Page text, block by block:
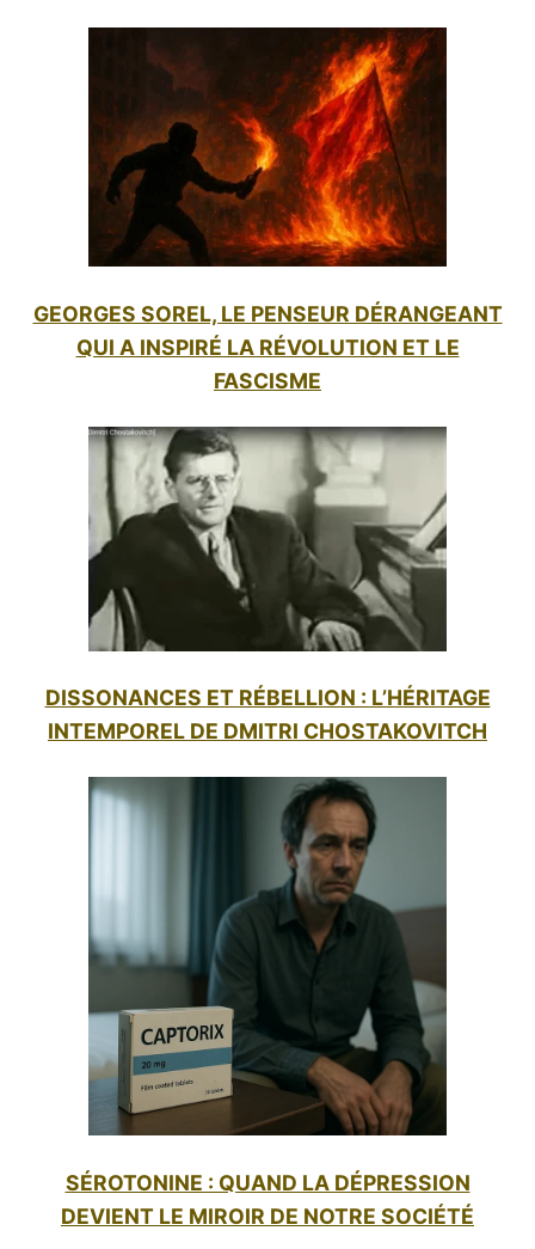
GEORGES SOREL, LE PENSEUR DÉRANGEANT
QUI A INSPIRÉ LA RÉVOLUTION ET LE
FASCISME
DISSONANCES ET RÉBELLION : L’HÉRITAGE
INTEMPOREL DE DMITRI CHOSTAKOVITCH
SÉROTONINE : QUAND LA DÉPRESSION
DEVIENT LE MIROIR DE NOTRE SOCIÉTÉ